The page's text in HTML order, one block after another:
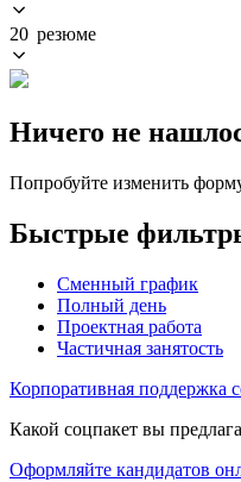
20 резюме
Ничего не
Попробуйте изменить
Быстрые
Сменный график
Полный день
Проектная работа
Частичная занятость
Корпоративная поддержка
Какой соцпакет вы
Оформляйте кандидатов